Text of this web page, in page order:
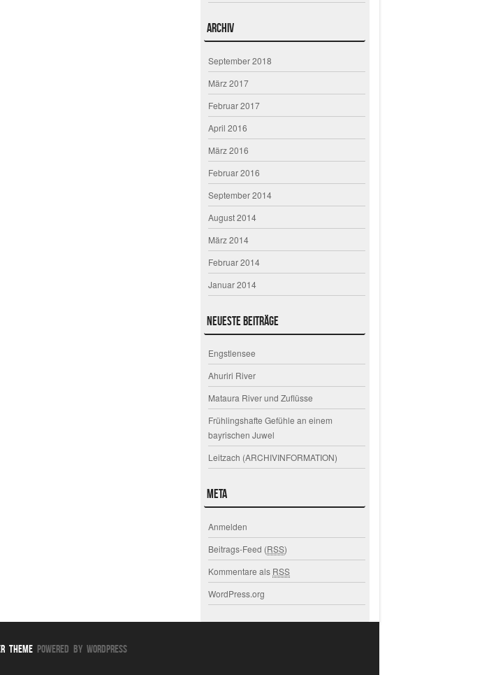
Archiv
September 2018
März 2017
Februar 2017
April 2016
März 2016
Februar 2016
September 2014
August 2014
März 2014
Februar 2014
Januar 2014
Neueste Beiträge
Engstlensee
Ahuriri River
Mataura River und Zuflüsse
Frühlingshafte Gefühle an einem
bayrischen Juwel
Leitzach (ARCHIVINFORMATION)
Meta
Anmelden
Beitrags-Feed (RSS)
Kommentare als RSS
WordPress.org
ThemePowered By WordPress